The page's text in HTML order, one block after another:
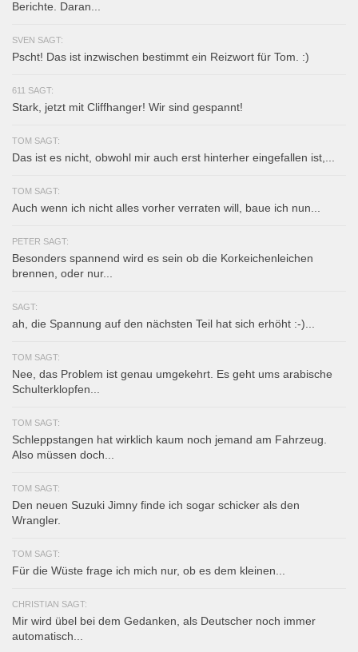
Berichte. Daran...
SVEN SAGT:
Pscht! Das ist inzwischen bestimmt ein Reizwort für Tom. :)
611 SAGT:
Stark, jetzt mit Cliffhanger! Wir sind gespannt!
TOM SAGT:
Das ist es nicht, obwohl mir auch erst hinterher eingefallen ist,...
TOM SAGT:
Auch wenn ich nicht alles vorher verraten will, baue ich nun...
PETER SAGT:
Besonders spannend wird es sein ob die Korkeichenleichen
brennen, oder nur...
SAGT:
ah, die Spannung auf den nächsten Teil hat sich erhöht :-)...
TOM SAGT:
Nee, das Problem ist genau umgekehrt. Es geht ums arabische
Schulterklopfen...
TOM SAGT:
Schleppstangen hat wirklich kaum noch jemand am Fahrzeug.
Also müssen doch...
TOM SAGT:
Den neuen Suzuki Jimny finde ich sogar schicker als den
Wrangler.
TOM SAGT:
Für die Wüste frage ich mich nur, ob es dem kleinen...
CHRISTIAN SAGT:
Mir wird übel bei dem Gedanken, als Deutscher noch immer
automatisch...